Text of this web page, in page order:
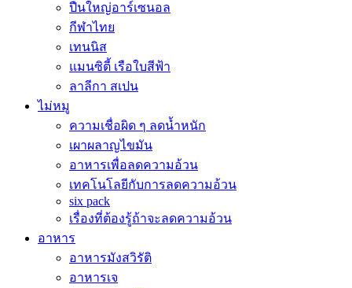
ปืนใหญ่อาร์เซนอล
กีฬาไทย
เทนนิส
แมนซิตี้ เรือใบสีฟ้า
ลาลีกา สเปน
ไม่หมู
ความเชื่อผิด ๆ ลดน้ำหนัก
เผาผลาญไขมัน
อาหารเพื่อลดความอ้วน
เทคโนโลยีกับการลดความอ้วน
six pack
เรื่องที่ต้องรู้ถ้าจะลดความอ้วน
อาหาร
อาหารมังสวิรัติ
อาหารเจ